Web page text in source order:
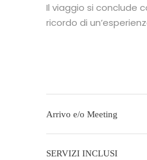
Il viaggio si conclude
ricordo di
Arrivo e/o Meeting
SERVIZI INCLUSI